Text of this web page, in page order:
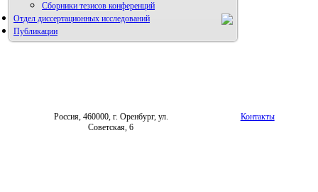
Сборники тезисов конференций
Отдел диссертационных исследований
Публикации
Россия, 460000, г. Оренбург, ул.
Советская, 6
Контакты